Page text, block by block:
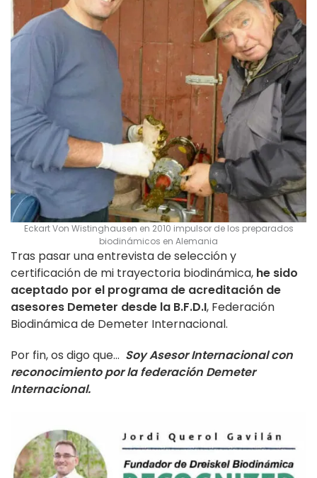
Eckart Von Wistinghausen en 2010 impulsor de los preparados
biodinámicos en Alemania
Tras pasar una entrevista de selección y
certificación de mi trayectoria biodinámica, he sido
aceptado por el programa de acreditación de
asesores Demeter desde la B.F.D.I, Federación
Biodinámica de Demeter Internacional.
Por fin, os digo que… Soy Asesor Internacional con
reconocimiento por la federación Demeter
Internacional.